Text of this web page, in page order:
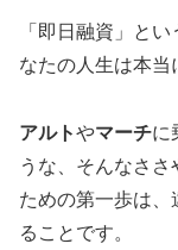
「即日融資」と
なたの人生は本当
アルトやマーチに
うな、そんなさ
ための第一歩は
ることです。